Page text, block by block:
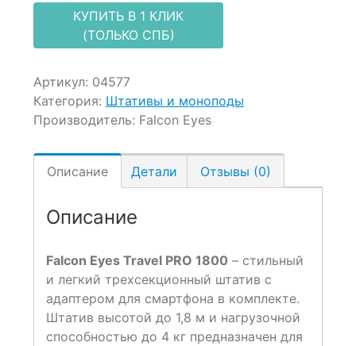
КУПИТЬ В 1 КЛИК
(ТОЛЬКО СПБ)
Артикул: 04577
Категория: Штативы и моноподы
Производитель: Falcon Eyes
Описание Детали Отзывы (0)
Описание
Falcon Eyes Travel PRO 1800 – стильный
и легкий трехсекционный штатив с
адаптером для смартфона в комплекте.
Штатив высотой до 1,8 м и нагрузочной
способностью до 4 кг предназначен для